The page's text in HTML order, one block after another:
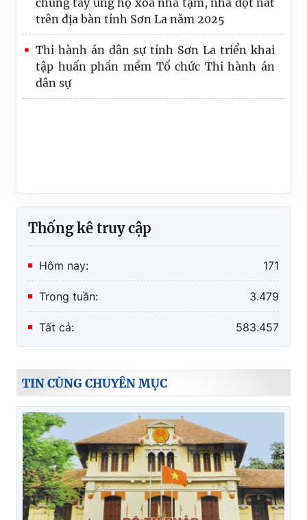
trên địa bàn tỉnh Sơn La năm 2025
Thi hành án dân sự tỉnh Sơn La triển khai
tập huấn phần mềm Tổ chức Thi hành án
dân sự
Thống kê truy cập
Hôm nay: 171
Trong tuần: 3.479
Tất cả: 583.457
TIN CÙNG CHUYÊN MỤC